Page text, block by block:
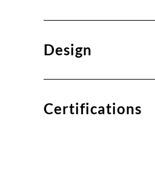
Design
Certifications